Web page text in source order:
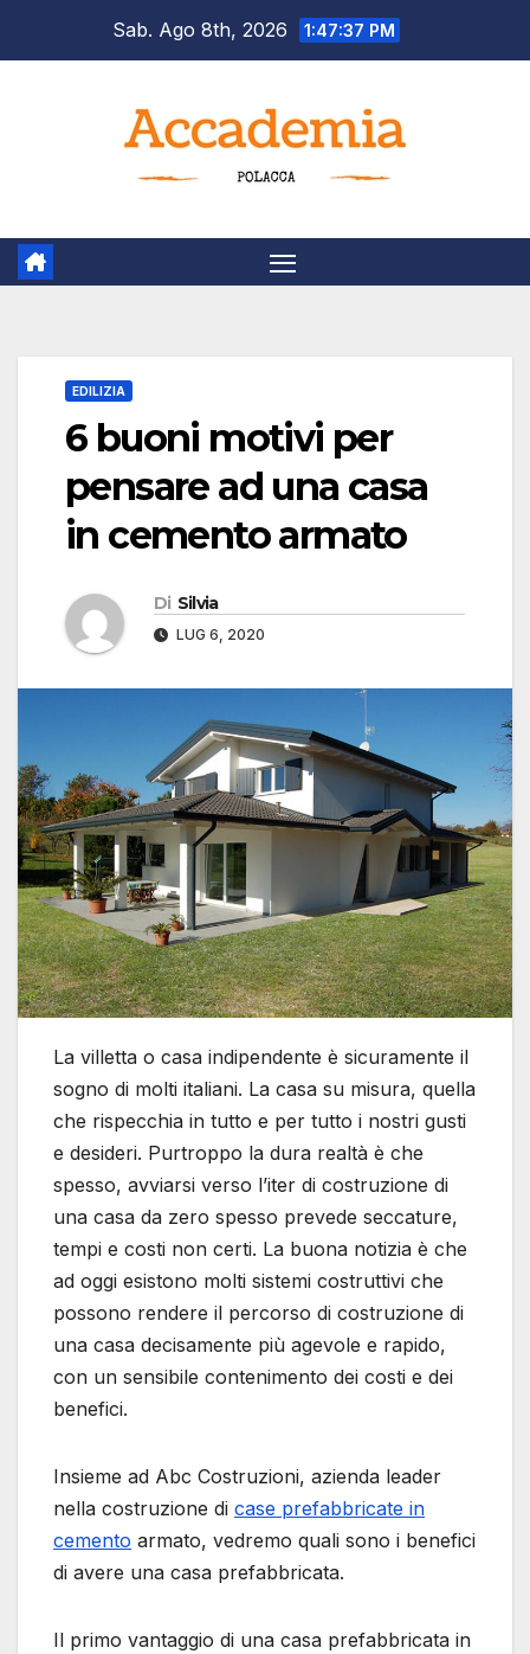
Sab. Ago 8th, 2026 1:47:37 PM
EDILIZIA
6 buoni motivi per
pensare ad una casa
in cemento armato
Di Silvia
LUG 6, 2020
La villetta o casa indipendente è sicuramente il
sogno di molti italiani. La casa su misura, quella
che rispecchia in tutto e per tutto i nostri gusti
e desideri. Purtroppo la dura realtà è che
spesso, avviarsi verso l’iter di costruzione di
una casa da zero spesso prevede seccature,
tempi e costi non certi. La buona notizia è che
ad oggi esistono molti sistemi costruttivi che
possono rendere il percorso di costruzione di
una casa decisamente più agevole e rapido,
con un sensibile contenimento dei costi e dei
benefici.
Insieme ad Abc Costruzioni, azienda leader
nella costruzione di case prefabbricate in
cemento armato, vedremo quali sono i benefici
di avere una casa prefabbricata.
Il primo vantaggio di una casa prefabbricata in